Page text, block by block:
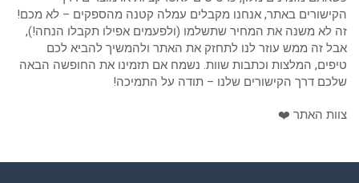
טיפים, המלצות וכתבות שוות. נשמח אם תזמינו את החופשה הבאה
שלכם דרך הקישורים שלנו – תודה על התמיכה!
צוות האתר ❤️